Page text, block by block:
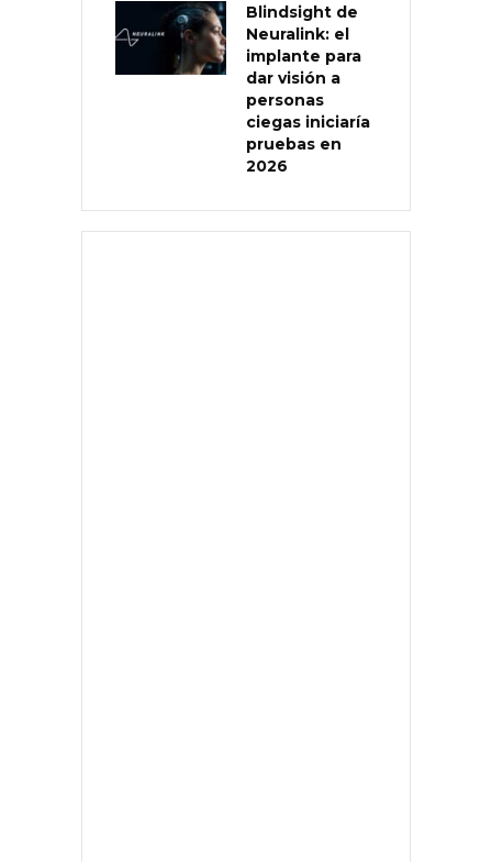
Blindsight de
Neuralink: el
implante para
dar visión a
personas
ciegas iniciaría
pruebas en
2026